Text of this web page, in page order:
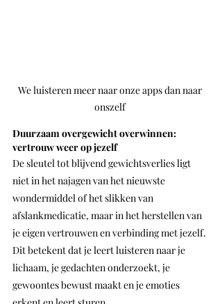
We luisteren meer naar onze apps dan naar
onszelf
Duurzaam overgewicht overwinnen:
vertrouw weer op jezelf
De sleutel tot blijvend gewichtsverlies ligt
niet in het najagen van het nieuwste
wondermiddel of het slikken van
afslankmedicatie, maar in het herstellen van
je eigen vertrouwen en verbinding met jezelf.
Dit betekent dat je leert luisteren naar je
lichaam, je gedachten onderzoekt, je
gewoontes bewust maakt en je emoties